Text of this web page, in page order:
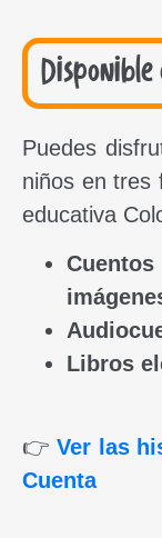
Puedes
niños en tres
educativa
Libros
👉Ver las
Cuenta